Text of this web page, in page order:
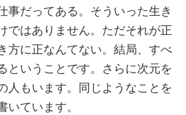
事だってある。そういった生き
ではありません。ただそれが正
方に正なんてない。結局、すべ
ということです。さらに次元を
人もいます。同じようなことを
いています。